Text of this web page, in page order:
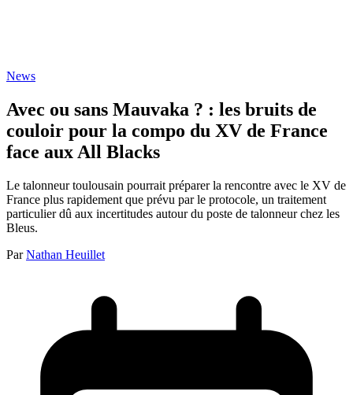
News
Avec ou sans Mauvaka ? : les bruits de
couloir pour la compo du XV de France
face aux All Blacks
Le talonneur toulousain pourrait préparer la rencontre avec le XV de
France plus rapidement que prévu par le protocole, un traitement
particulier dû aux incertitudes autour du poste de talonneur chez les
Bleus.
Par Nathan Heuillet